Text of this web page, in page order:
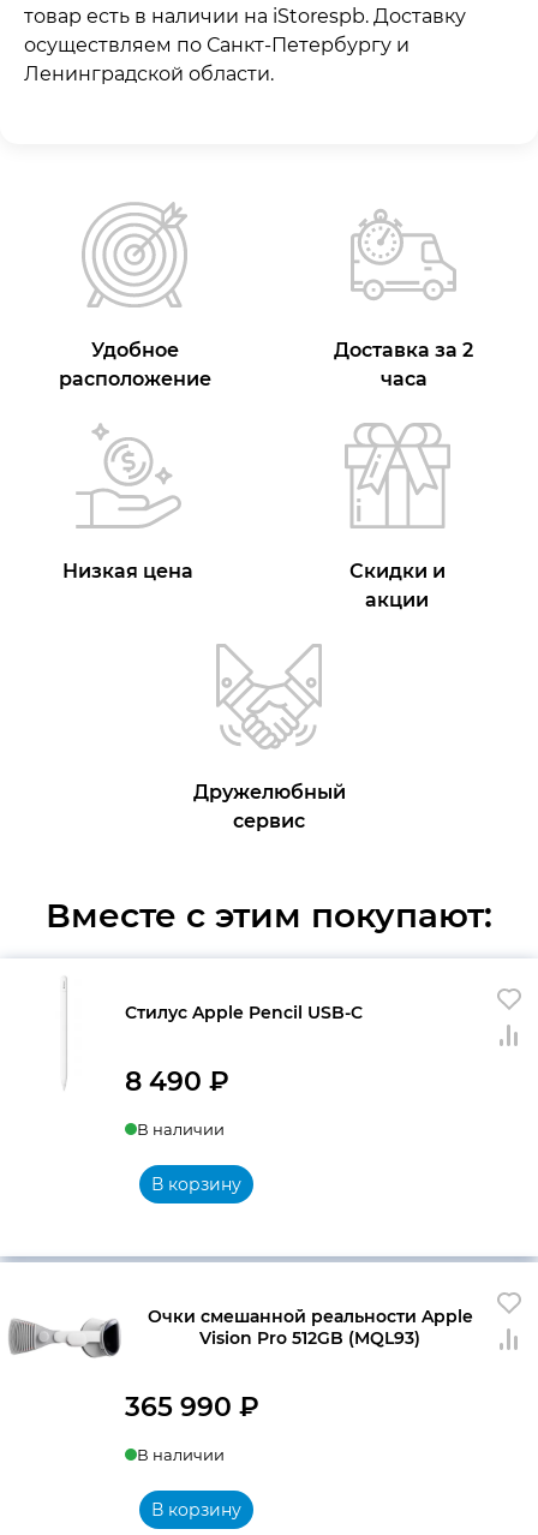
товар есть в наличии на iStorespb. Доставку
осуществляем по Санкт-Петербургу и
Ленинградской области.
Удобное
расположение
Доставка за 2
часа
Низкая цена
Скидки и
акции
Дружелюбный
сервис
Вместе с этим покупают:
Стилус Apple Pencil USB-C
8 490 ₽
В наличии
В корзину
Очки смешанной реальности Apple
Vision Pro 512GB (MQL93)
365 990 ₽
В наличии
В корзину